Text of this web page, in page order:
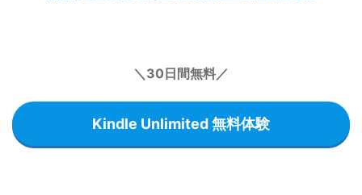
＼30日間無料／
Kindle Unlimited 無料体験